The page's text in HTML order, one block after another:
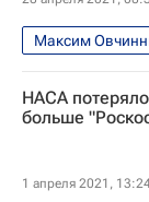
Максим
Роскосмос
НАСА
больше
1 апреля 2021,